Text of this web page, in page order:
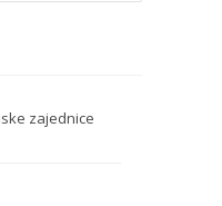
zajednice